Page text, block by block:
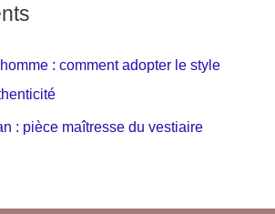
: comment adopter le style
: pièce maîtresse du vestiaire